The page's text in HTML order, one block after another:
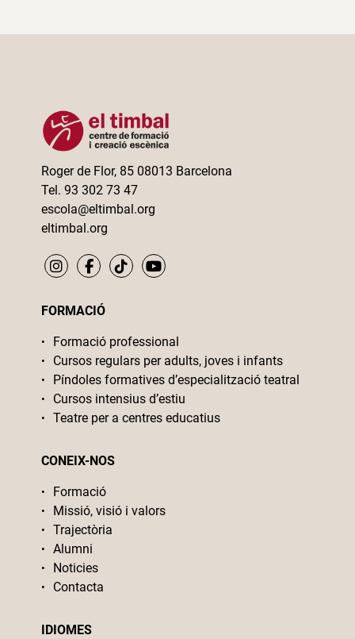
Roger de Flor, 85 08013 Barcelona
Tel. 93 302 73 47
escola@eltimbal.org
eltimbal.org
FORMACIÓ
Formació professional
Cursos regulars per adults, joves i infants
Píndoles formatives d’especialització teatral
Cursos intensius d’estiu
Teatre per a centres educatius
CONEIX-NOS
Formació
Missió, visió i valors
Trajectòria
Alumni
Noticies
Contacta
IDIOMES